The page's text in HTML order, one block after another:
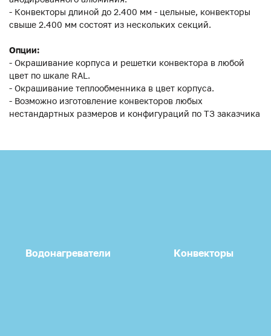
- Конвекторы длиной до 2.400 мм - цельные, конвекторы
свыше 2.400 мм состоят из нескольких секций.
Опции:
- Окрашивание корпуса и решетки конвектора в любой
цвет по шкале RAL.
- Окрашивание теплообменника в цвет корпуса.
- Возможно изготовление конвекторов любых
нестандартных размеров и конфигураций по ТЗ заказчика
Водонагреватели Конвекторы